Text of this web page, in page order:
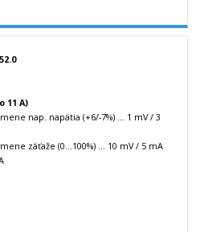
11 A)
nap. napätia (+6/-7%) ... 1 mV / 3
záťaže (0...100%) ... 10 mV / 5 mA